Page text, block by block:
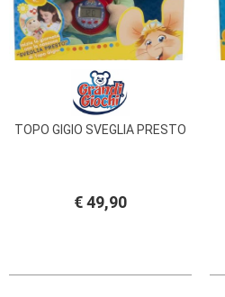
TOPO GIGIO SVEGLIA PRESTO
€ 49,90